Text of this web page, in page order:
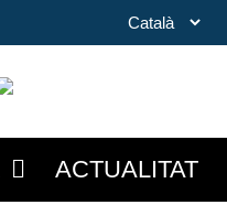
ACTUALITAT